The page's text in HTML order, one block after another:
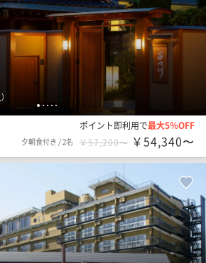
12 3 4 5
）
ポイント即利用で最大5％OFF
夕朝食付き /2名 ￥57,200〜 ￥54,340〜